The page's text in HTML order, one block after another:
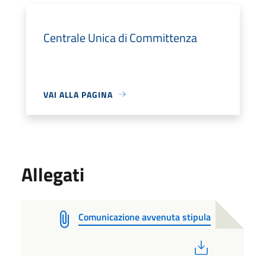
Centrale Unica di Committenza
VAI ALLA PAGINA
Allegati
Comunicazione avvenuta stipula